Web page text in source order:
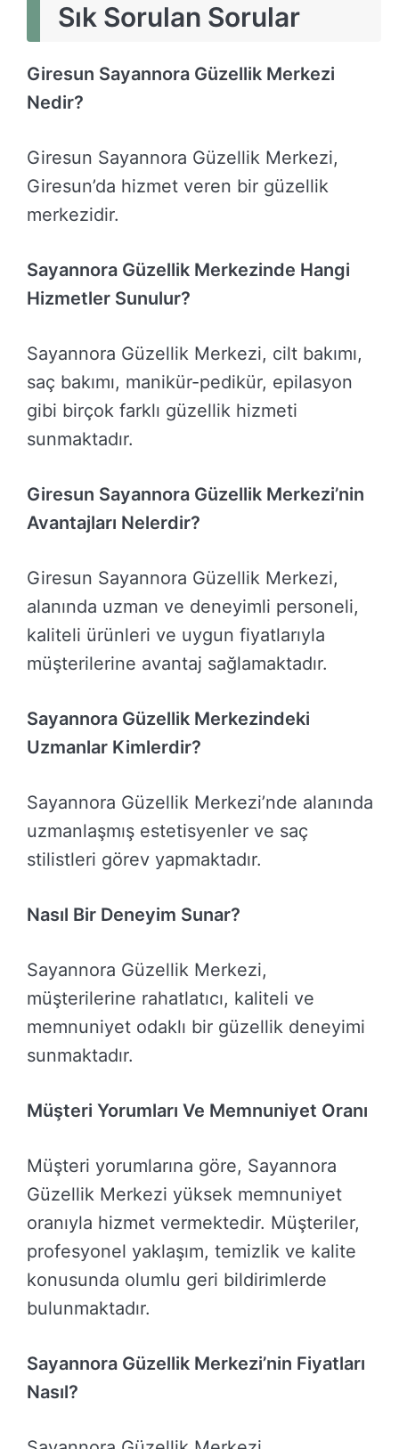
Sık Sorulan Sorular
Giresun Sayannora Güzellik Merkezi
Nedir?
Giresun Sayannora Güzellik Merkezi,
Giresun’da hizmet veren bir güzellik
merkezidir.
Sayannora Güzellik Merkezinde Hangi
Hizmetler Sunulur?
Sayannora Güzellik Merkezi, cilt bakımı,
saç bakımı, manikür-pedikür, epilasyon
gibi birçok farklı güzellik hizmeti
sunmaktadır.
Giresun Sayannora Güzellik Merkezi’nin
Avantajları Nelerdir?
Giresun Sayannora Güzellik Merkezi,
alanında uzman ve deneyimli personeli,
kaliteli ürünleri ve uygun fiyatlarıyla
müşterilerine avantaj sağlamaktadır.
Sayannora Güzellik Merkezindeki
Uzmanlar Kimlerdir?
Sayannora Güzellik Merkezi’nde alanında
uzmanlaşmış estetisyenler ve saç
stilistleri görev yapmaktadır.
Nasıl Bir Deneyim Sunar?
Sayannora Güzellik Merkezi,
müşterilerine rahatlatıcı, kaliteli ve
memnuniyet odaklı bir güzellik deneyimi
sunmaktadır.
Müşteri Yorumları Ve Memnuniyet Oranı
Müşteri yorumlarına göre, Sayannora
Güzellik Merkezi yüksek memnuniyet
oranıyla hizmet vermektedir. Müşteriler,
profesyonel yaklaşım, temizlik ve kalite
konusunda olumlu geri bildirimlerde
bulunmaktadır.
Sayannora Güzellik Merkezi’nin Fiyatları
Nasıl?